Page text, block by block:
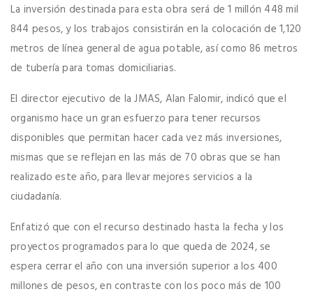
La inversión destinada para esta obra será de 1 millón 448 mil
844 pesos, y los trabajos consistirán en la colocación de 1,120
metros de línea general de agua potable, así como 86 metros
de tubería para tomas domiciliarias.
El director ejecutivo de la JMAS, Alan Falomir, indicó que el
organismo hace un gran esfuerzo para tener recursos
disponibles que permitan hacer cada vez más inversiones,
mismas que se reflejan en las más de 70 obras que se han
realizado este año, para llevar mejores servicios a la
ciudadanía.
Enfatizó que con el recurso destinado hasta la fecha y los
proyectos programados para lo que queda de 2024, se
espera cerrar el año con una inversión superior a los 400
millones de pesos, en contraste con los poco más de 100